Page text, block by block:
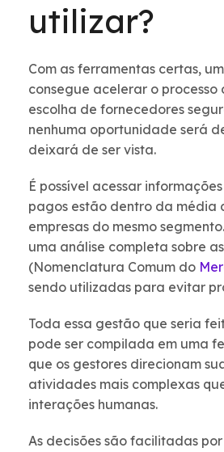
utilizar?
Com as ferramentas certas,
consegue acelerar o processo
escolha de fornecedores
nenhuma oportunidade será
deixará de ser vista.
É possível acessar
pagos estão dentro da média
empresas do mesmo
uma análise completa sobre as
(Nomenclatura Comum do
sendo utilizadas para evitar
Toda essa gestão que seria
pode ser compilada em uma
que os gestores direcionam
atividades mais complexas
interações humanas.
As decisões são facilitadas